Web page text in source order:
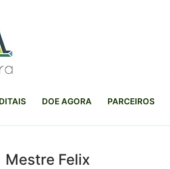
DOE AGORA PARCEIROS
Mestre Felix